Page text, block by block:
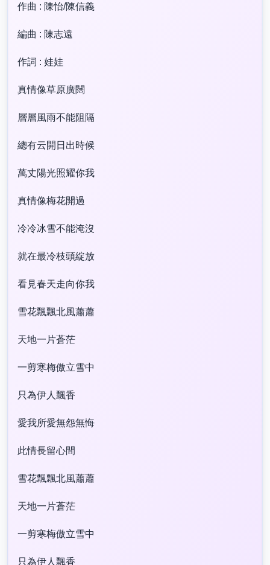
作曲 : 陳怡/陳信義
編曲 : 陳志遠
作詞 : 娃娃
真情像草原廣闊
層層風雨不能阻隔
總有云開日出時候
萬丈陽光照耀你我
真情像梅花開過
冷冷冰雪不能淹沒
就在最冷枝頭綻放
看見春天走向你我
雪花飄飄北風蕭蕭
天地一片蒼茫
一剪寒梅傲立雪中
只為伊人飄香
愛我所愛無怨無悔
此情長留心間
雪花飄飄北風蕭蕭
天地一片蒼茫
一剪寒梅傲立雪中
只為伊人飄香